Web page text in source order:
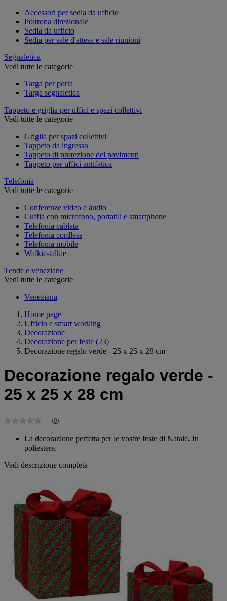
Accessori per sedia da ufficio
Poltrona direzionale
Sedia da ufficio
Sedia per sale d'attesa e sale riunioni
Segnaletica
Vedi tutte le categorie
Targa per porta
Targa segnaletica
Tappeto e griglia per uffici e spazi collettivi
Vedi tutte le categorie
Griglia per spazi collettivi
Tappeto da ingresso
Tappeto di protezione dei pavimenti
Tappeto per uffici antifatica
Telefonia
Vedi tutte le categorie
Conferenze video e audio
Cuffia con microfono, portatili e smartphone
Telefonia cablata
Telefonia cordless
Telefonia mobile
Walkie-talkie
Tende e veneziane
Vedi tutte le categorie
Veneziana
Home page
Ufficio e smart working
Decorazione
Decorazione per feste (23)
Decorazione regalo verde - 25 x 25 x 28 cm
Decorazione regalo verde -
25 x 25 x 28 cm
Nessuna
Stesso
pagina.
(0)
La decorazione perfetta per le vostre feste di Natale. In
poliestere.
Vedi descrizione completa